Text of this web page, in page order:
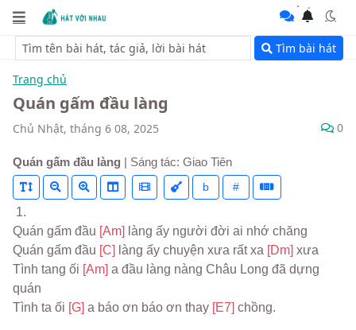
Tìm bài hát
Trang chủ
Quán gấm đầu làng
Chủ Nhật, tháng 6 08, 2025 0
Quán gấm đầu làng | Sáng tác: Giao Tiên
b #
1.
Quán gấm đầu [Am] làng ấy người đời ai nhớ chăng
Quán gấm đầu [C] làng ấy chuyện xưa rất xa [Dm] xưa
Tình tang ối [Am] a đầu làng nàng Châu Long đã dựng
quán
Tình ta ối [G] a báo ơn báo ơn thay [E7] chồng.